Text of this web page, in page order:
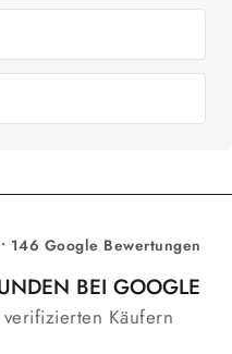
146 Google Bewertungen
BEI GOOGLE
Käufern